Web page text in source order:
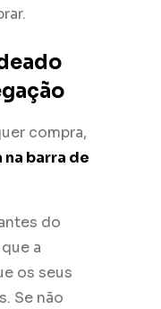
compra,
na barra de
do
a
os seus
Se não